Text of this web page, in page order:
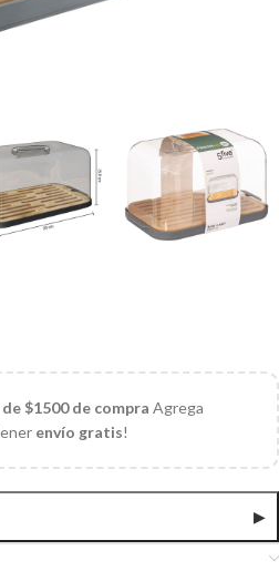
$1500 de compra Agrega
envío gratis!
▶